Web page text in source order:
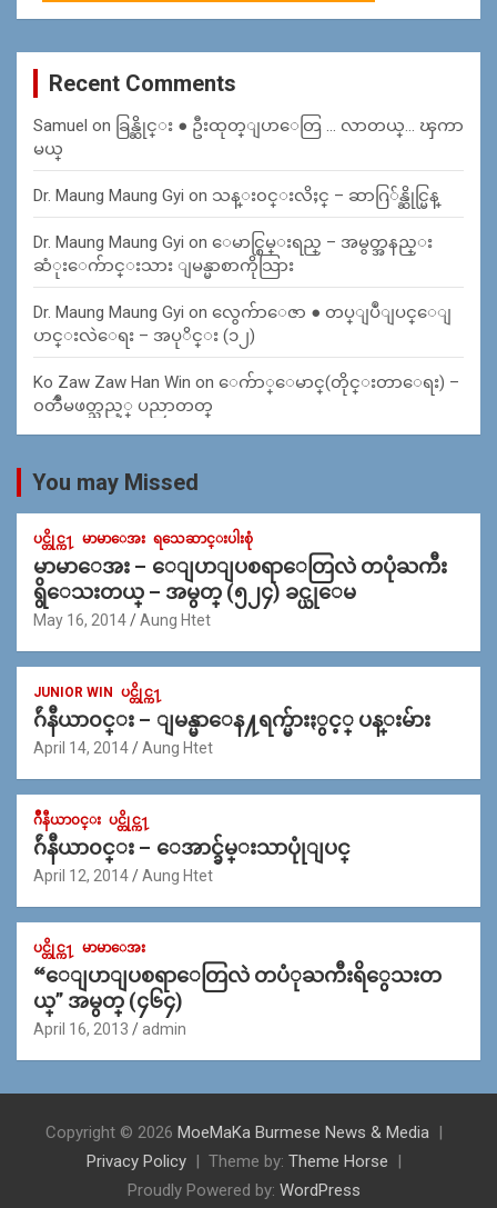
Recent Comments
Samuel on ခြန္ဆိုင္း ● ဦးထုတ္ျပာေတြ … လာတယ္… ၾကာ
မယ္
Dr. Maung Maung Gyi on သန္း၀င္းလိႈင္ – ဆာဂြ်န္ဆိုင္မြန္
Dr. Maung Maung Gyi on ေမာင္စြမ္းရည္ – အမွတ္အနည္း
ဆံုးေက်ာင္းသား ျမန္မာစာကိုသြား
Dr. Maung Maung Gyi on လွေက်ာေဇာ ● တပ္ျပဳျပင္ေျ
ပာင္းလဲေရး – အပုိင္း (၁၂)
Ko Zaw Zaw Han Win on ေက်ာ္ေမာင္(တိုင္းတာေရး) –
၀တၳဳမဖတ္သည့္ ပညာတတ္
You may Missed
ပင္တိုင္က႑ မာမာေအး ရသေဆာင္းပါးစုံ
မာမာေအး – ေျပာျပစရာေတြလဲ တပုံႀကီး
ရွိေသးတယ္ – အမွတ္ (၅၂၄) ခင္ယုေမ
May 16, 2014 Aung Htet
JUNIOR WIN ပင္တိုင္က႑
ဂ်ဴနီယာ၀င္း – ျမန္မာေန႔ရက္မ်ားႏွင့္ ပန္းမ်ား
April 14, 2014 Aung Htet
ဂ်ဳနီယာ၀င္း ပင္တိုင္က႑
ဂ်ဴနီယာ၀င္း – ေအာင္ခ်မ္းသာပုုံျပင္
April 12, 2014 Aung Htet
ပင္တိုင္က႑ မာမာေအး
“ေျပာျပစရာေတြလဲ တပံုႀကီးရိွေသးတ
ယ္” အမွတ္ (၄၆၄)
April 16, 2013 admin
Copyright © 2026 MoeMaKa Burmese News & Media
Privacy Policy
Theme by: Theme Horse
Proudly Powered by: WordPress